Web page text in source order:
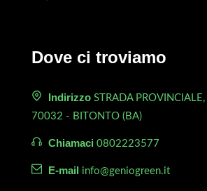
Dove ci troviamo
Indirizzo STRADA
70032 - BITONTO (BA)
Chiamaci 0802223577
E-mail info@geniogreen.it